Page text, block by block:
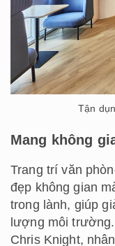
Tận
Mang không
Trang trí văn
đẹp không gian
trong lành, giúp
lượng môi
Chris Knight,